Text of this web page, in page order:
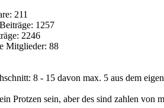
211
1257
2246
Mitglieder: 88
8 - 15 davon max. 5 aus dem
Protzen sein, aber des sind zahlen von